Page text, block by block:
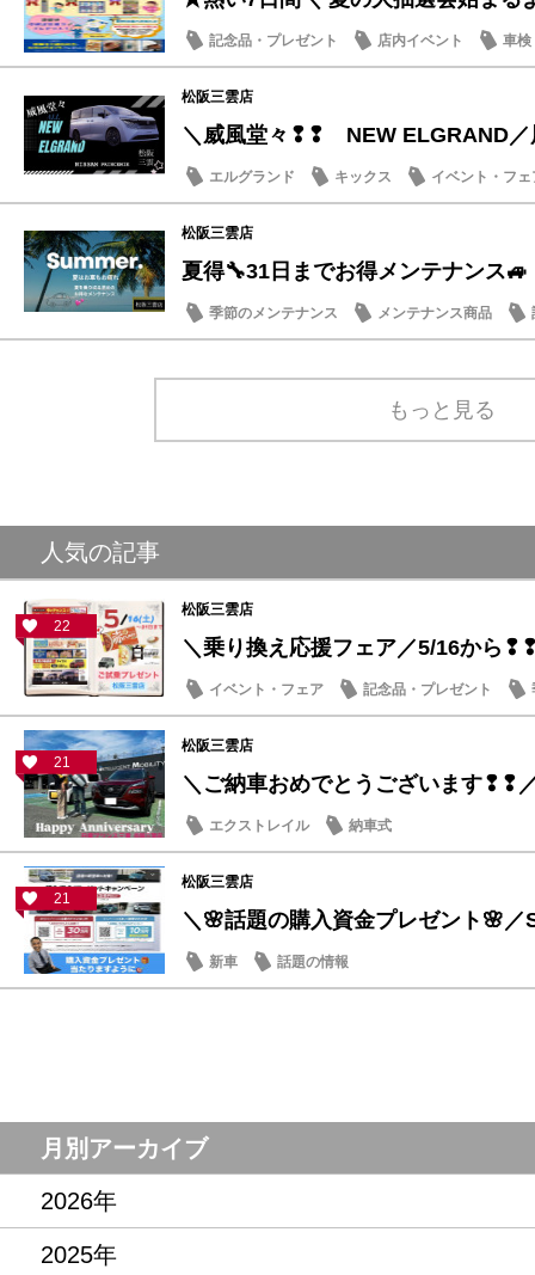
記念品・プレゼント 店内イベント 車検
松阪三雲店
＼威風堂々❢❢ NEW ELGRAND／
エルグランド キックス イベント・フェ
松阪三雲店
夏得🔧31日までお得メンテナンス🚙
季節のメンテナンス メンテナンス商品
もっと見る
人気の記事
22
松阪三雲店
＼乗り換え応援フェア／5/16から
イベント・フェア 記念品・プレゼント
21
松阪三雲店
＼ご納車おめでとうございます❢❢
エクストレイル 納車式
21
松阪三雲店
＼🌸話題の購入資金プレゼント🌸／
新車 話題の情報
月別アーカイブ
2026年
2025年